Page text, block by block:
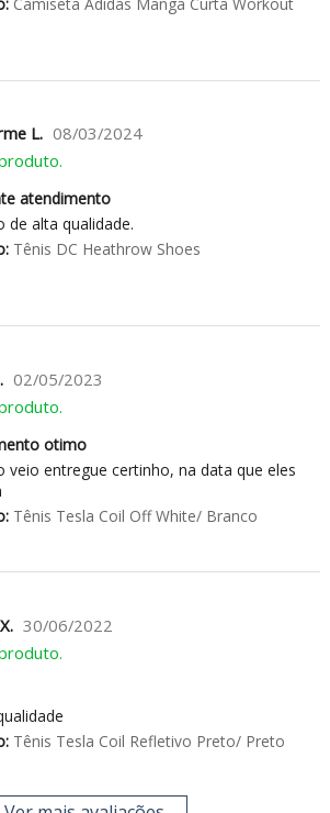
L. 08/03/2024
atendimento
de alta qualidade.
Tênis DC Heathrow Shoes
02/05/2023
otimo
veio entregue certinho, na data que eles
Tênis Tesla Coil Off White/ Branco
30/06/2022
Tênis Tesla Coil Refletivo Preto/ Preto